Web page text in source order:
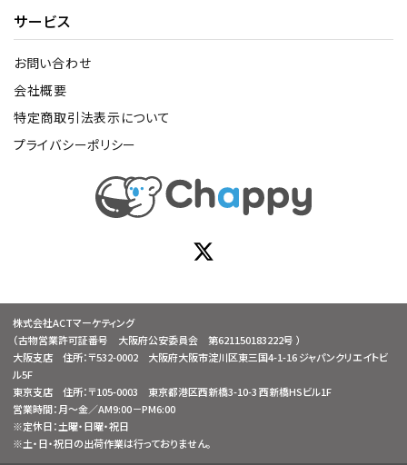
サービス
お問い合わせ
会社概要
特定商取引法表示について
プライバシーポリシー
株式会社ACTマーケティング
（古物営業許可証番号 大阪府公安委員会 第621150183222号 ）
大阪支店 住所：〒532-0002 大阪府大阪市淀川区東三国4-1-16 ジャパンクリエイトビ
ル5F
東京支店 住所：〒105-0003 東京都港区西新橋3-10-3 西新橋HSビル1F
営業時間：月～金／AM9:00－PM6:00
※定休日：土曜・日曜・祝日
※土・日・祝日の出荷作業は行っておりません。